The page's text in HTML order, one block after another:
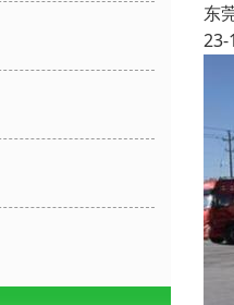
东
23-